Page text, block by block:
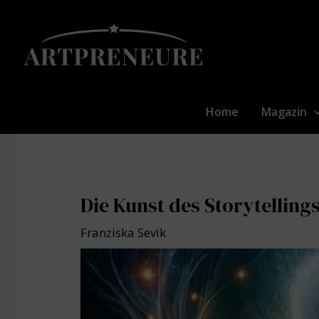
springen
Home Magazin
Die Kunst des
Franziska Sevik